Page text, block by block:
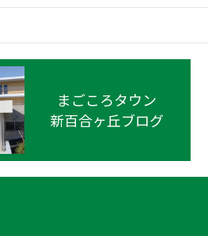
まごころタウン
新百合ヶ丘ブログ